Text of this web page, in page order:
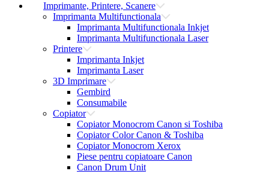
Imprimante, Printere, Scanere
Imprimanta Multifunctionala
Imprimanta Multifunctionala Inkjet
Imprimanta Multifunctionala Laser
Printere
Imprimanta Inkjet
Imprimanta Laser
3D Imprimare
Gembird
Consumabile
Copiator
Copiator Monocrom Canon si Toshiba
Copiator Color Canon & Toshiba
Copiator Monocrom Xerox
Piese pentru copiatoare Canon
Canon Drum Unit